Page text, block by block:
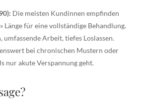
Die meisten Kundinnen empfinden
Länge für eine vollständige Behandlung.
Arbeit, tiefes Loslassen.
bei chronischen Mustern oder
nur akute Verspannung geht.